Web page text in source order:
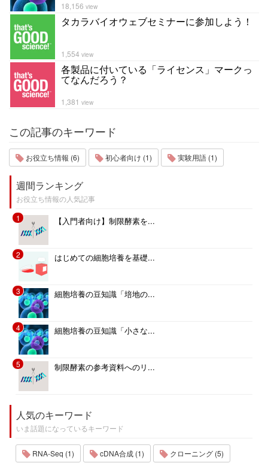
18,156 view
タカラバイオウェブセミナーに参加しよう！
1,554 view
各製品に付いている「ライセンス」マークっ
てなんだろう？
1,381 view
この記事のキーワード
お役立ち情報 (6) 初心者向け (1) 実験用語 (1)
週間ランキング
お役立ち情報の人気記事
1
【入門者向け】制限酵素を...
2 はじめての細胞培養を基礎...
3 細胞培養の豆知識「培地の...
4 細胞培養の豆知識「小さな...
5 制限酵素の参考資料へのリ...
人気のキーワード
いま話題になっているキーワード
RNA-Seq (1) cDNA合成 (1) クローニング (5)